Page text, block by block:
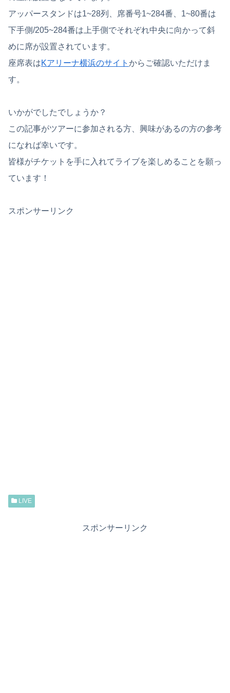
アッパースタンドは1~28列、席番号1~284番、1~80番は
下手側/205~284番は上手側でそれぞれ中央に向かって斜
めに席が設置されています。
座席表はKアリーナ横浜のサイト からご確認いただけま
す。
いかがでしたでしょうか？
この記事がツアーに参加される方、興味があるの方の参考
になれば幸いです。
皆様がチケットを手に入れてライブを楽しめることを願っ
ています！
スポンサーリンク
LIVE
スポンサーリンク